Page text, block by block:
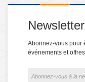
Newsletter
Abonnez-vous pour
événements et